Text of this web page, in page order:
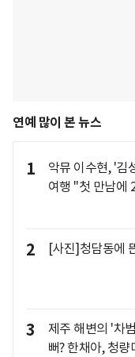
연예 많이 본 뉴스
1
악뮤 이수현, '김
여행 "첫 만남에
2 [사진]청담동에
3
제주 해변의 '차
뻐? 한채아, 청량